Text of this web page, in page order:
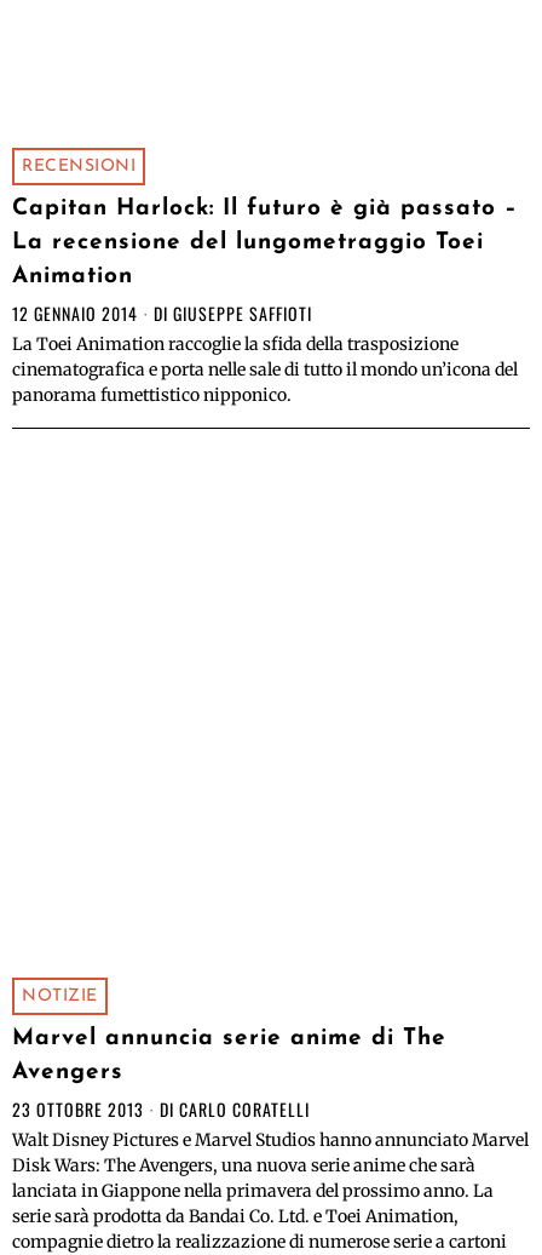
RECENSIONI
Capitan Harlock: Il futuro è già passato –
La recensione del lungometraggio Toei
Animation
12 GENNAIO 2014 DI GIUSEPPE SAFFIOTI
La Toei Animation raccoglie la sfida della trasposizione
cinematografica e porta nelle sale di tutto il mondo un’icona del
panorama fumettistico nipponico.
NOTIZIE
Marvel annuncia serie anime di The
Avengers
23 OTTOBRE 2013 DI CARLO CORATELLI
Walt Disney Pictures e Marvel Studios hanno annunciato Marvel
Disk Wars: The Avengers, una nuova serie anime che sarà
lanciata in Giappone nella primavera del prossimo anno. La
serie sarà prodotta da Bandai Co. Ltd. e Toei Animation,
compagnie dietro la realizzazione di numerose serie a cartoni